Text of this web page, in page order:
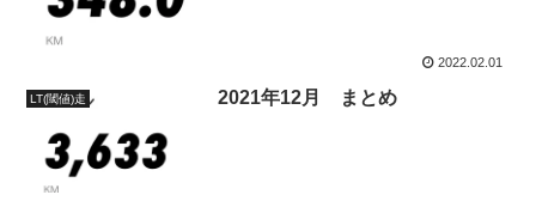
2022.02.01
LT(閾値)走 2021年12月 まとめ